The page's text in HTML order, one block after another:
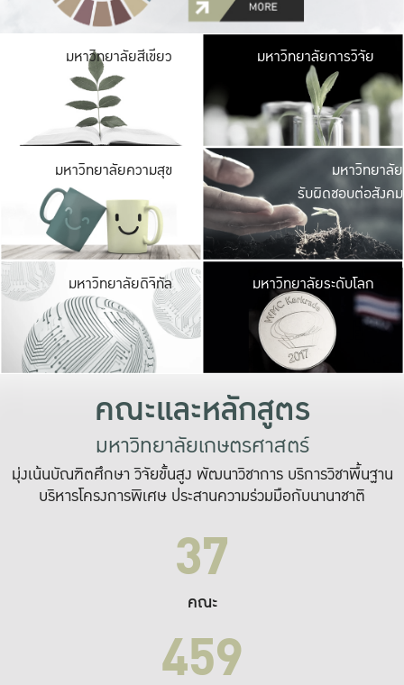
มหาวิทยาลัยสีเขียว มหาวิ
มีพื้นที่เขียวสดใส
เป็นป่าในเมือง เกษต
มหาวิทยาลัยการวิจัย
มหาวิทยาลัยความสุข มหาวิ
ค
เปิดประ
และพบเรื่องราวใ
มหาวิทยาลัย
รับผิดชอบต่อสังคม
มหาวิทยาลัยดิจิทัล มหาวิ
เปลี่ยนแปลง แล
เพื่อทำง
ระบบสารสนเทศ
มหาวิทยาลัยระดับโลก
คณะและหลักสูตร
มหาวิทยาลัยเกษตรศาสตร์
มุ่งเน้นบัณฑิตศึกษา วิจัยขั้นสูง พัฒนาวิชาการ บริการวิชาพื้นฐาน
บริหารโครงการพิเศษ ประสานความร่วมมือกับนานาชาติ
37
คณะ
459